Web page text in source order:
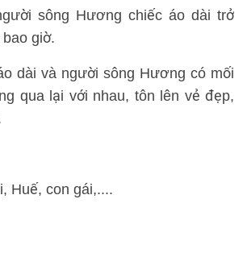
sông Hương chiếc áo dài trở
giờ.
dài và người sông Hương có mối
qua lại với nhau, tôn lên vẻ đẹp,
Huế, con gái,....